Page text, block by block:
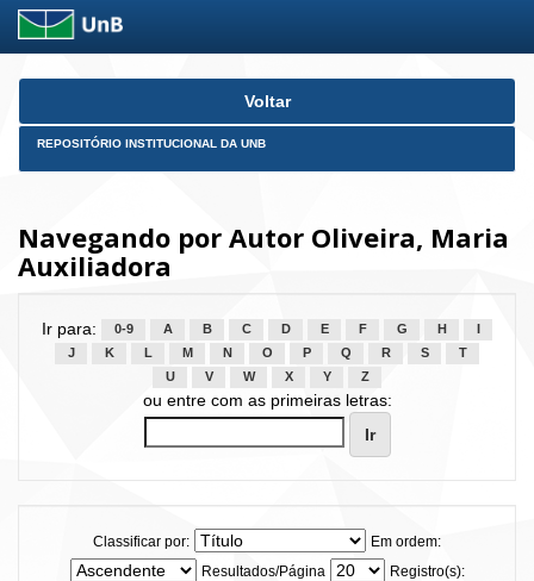
Skip
Voltar
REPOSITÓRIO INSTITUCIONAL DA UNB
Navegando por Autor Oliveira, Maria
Auxiliadora
Ir para: 0-9 A B C D E F G H
J
K L M N O P Q R S
T
U
V W X Y Z
ou entre com as primeiras letras:
Classificar por:
Em ordem:
Resultados/Página
Registro(s):